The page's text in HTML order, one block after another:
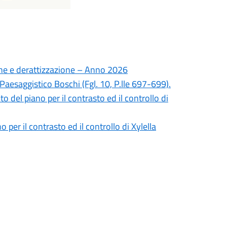
e derattizzazione – Anno 2026
Boschi (Fgl. 10, P.lle 697-699).
del piano per il contrasto ed il controllo di
per il contrasto ed il controllo di Xylella